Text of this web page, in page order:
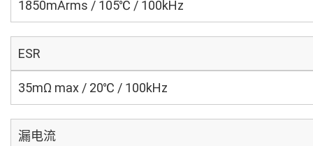
1850mArms / 105℃ / 100kHz
ESR
35mΩ max / 20℃ / 100kHz
漏电流